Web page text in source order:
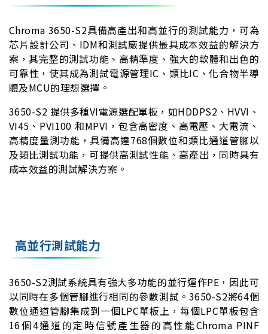
Chroma 3650-S2具備高產出和高並行的測試能力，可為
芯片設計公司、IDM和測試廠提供最具成本效益的解決方
案，其完整的測試功能、高精準度、強大的軟體和出色的
可靠性，使其成為測試電源管理IC、類比IC、化合物半導
體及MCU的理想選擇。
3650-S2 提供多種VI電源選配單板，如HDDPS2、HVVI、
VI45、PVI100 和MPVI，包含高密度、高電壓、大電流、
高精度量測功能，具備高達768個數位和類比通道管腳以
及類比測試功能，可提供高測試性能、高產出，同時具有
成本效益的測試解決方案。
高並行測試能力
3650-S2測試系統具有強大多功能的並行運作PE，因此可
以同時在多個管腳進行相同的參數測試。3650-S2將64個
數位通道管腳集成到一個LPC單板上，每個LPC單板包含
16個4通道的定時信號產生器的高性能Chroma PINF